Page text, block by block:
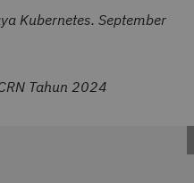
Kubernetes. September
Tahun 2024